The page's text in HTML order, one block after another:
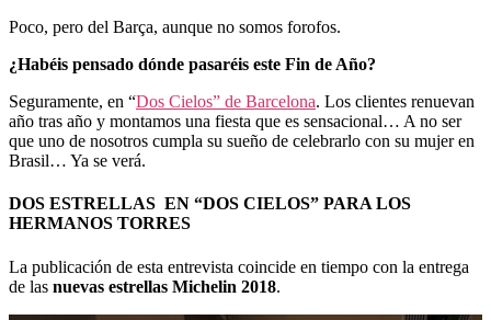
Poco, pero del Barça, aunque no somos forofos.
¿Habéis pensado dónde pasaréis este Fin de Año?
Seguramente, en “Dos Cielos” de Barcelona. Los clientes renuevan
año tras año y montamos una fiesta que es sensacional… A no ser
que uno de nosotros cumpla su sueño de celebrarlo con su mujer en
Brasil… Ya se verá.
DOS ESTRELLAS EN “DOS CIELOS” PARA LOS
HERMANOS TORRES
La publicación de esta entrevista coincide en tiempo con la entrega
de las nuevas estrellas Michelin 2018.